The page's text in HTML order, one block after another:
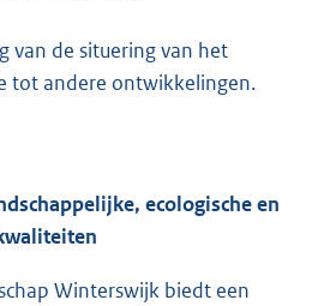
van de situering van het
tot andere ontwikkelingen.
ecologische en
Winterswijk biedt een